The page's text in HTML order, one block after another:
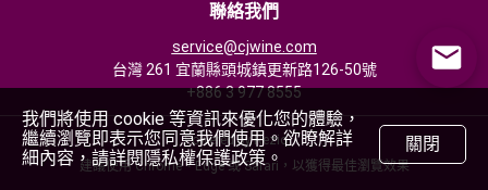
聯絡我們
service@cjwine.com
台灣 261 宜蘭縣頭城鎮更新路126-50號
+886 3 977 8555
Powered by Rezio
建議使用 Chrome、Edge 或 Safari，以獲得最佳瀏覽效果
我們將使用 cookie 等資訊來優化您的體驗，
繼續瀏覽即表示您同意我們使用。欲瞭解詳
細內容，請詳閱隱私權保護政策。
關閉